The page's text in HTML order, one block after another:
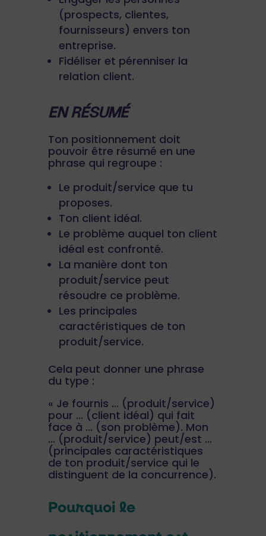
(prospects, clientes,
fournisseurs) envers ton
entreprise.
Fidéliser et pérenniser la
relation client.
EN RÉSUMÉ
Ton positionnement doit
pouvoir être résumé en une
phrase qui regroupe :
Le produit/service que tu
proposes.
Ton client idéal.
Le problème auquel ton client
idéal est confronté.
La manière dont ton
produit/service peut
résoudre ce problème.
Les principales
caractéristiques de ton
produit/service.
Cela peut donner une phrase
du type :
« Je fournis … (produit/service)
pour … (client idéal) qui fait
face à … (son problème). Mon
… (produit/service) peut/est …
(principales caractéristiques
de ton produit/service qui le
distinguent de la concurrence).
Pourquoi le